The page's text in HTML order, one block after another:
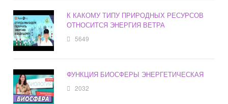
К КАКОМУ ТИПУ ПРИРОДНЫХ РЕСУРСОВ
ОТНОСИТСЯ ЭНЕРГИЯ ВЕТРА
5649
ФУНКЦИЯ БИОСФЕРЫ ЭНЕРГЕТИЧЕСКАЯ
2032